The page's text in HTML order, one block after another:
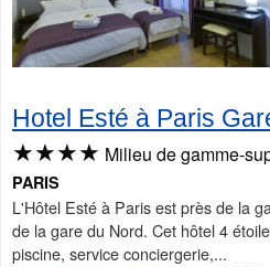
Hotel Esté à Paris
★★★★ Milieu de gamme-
PARIS
L'Hôtel Esté à Paris est près de la
de la gare du Nord. Cet hôtel 4
piscine, service conciergerie,...